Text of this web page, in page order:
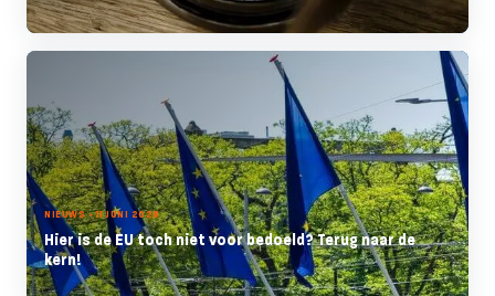
NIEUWS - 11 JUNI 2026
Hier is de EU toch niet voor bedoeld? Terug naar de
kern!